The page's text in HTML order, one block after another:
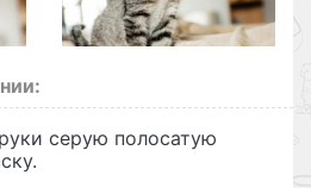
серую полосатую